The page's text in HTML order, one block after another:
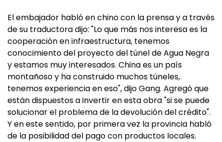
El embajador habló en chino con la prensa y a través
de su traductora dijo: "Lo que más nos interesa es la
cooperación en infraestructura, tenemos
conocimiento del proyecto del túnel de Agua Negra
y estamos muy interesados. China es un país
montañoso y ha construido muchos túneles,
tenemos experiencia en eso", dijo Gang. Agregó que
están dispuestos a invertir en esta obra "si se puede
solucionar el problema de la devolución del crédito".
Y en este sentido, por primera vez la provincia habló
de la posibilidad del pago con productos locales.